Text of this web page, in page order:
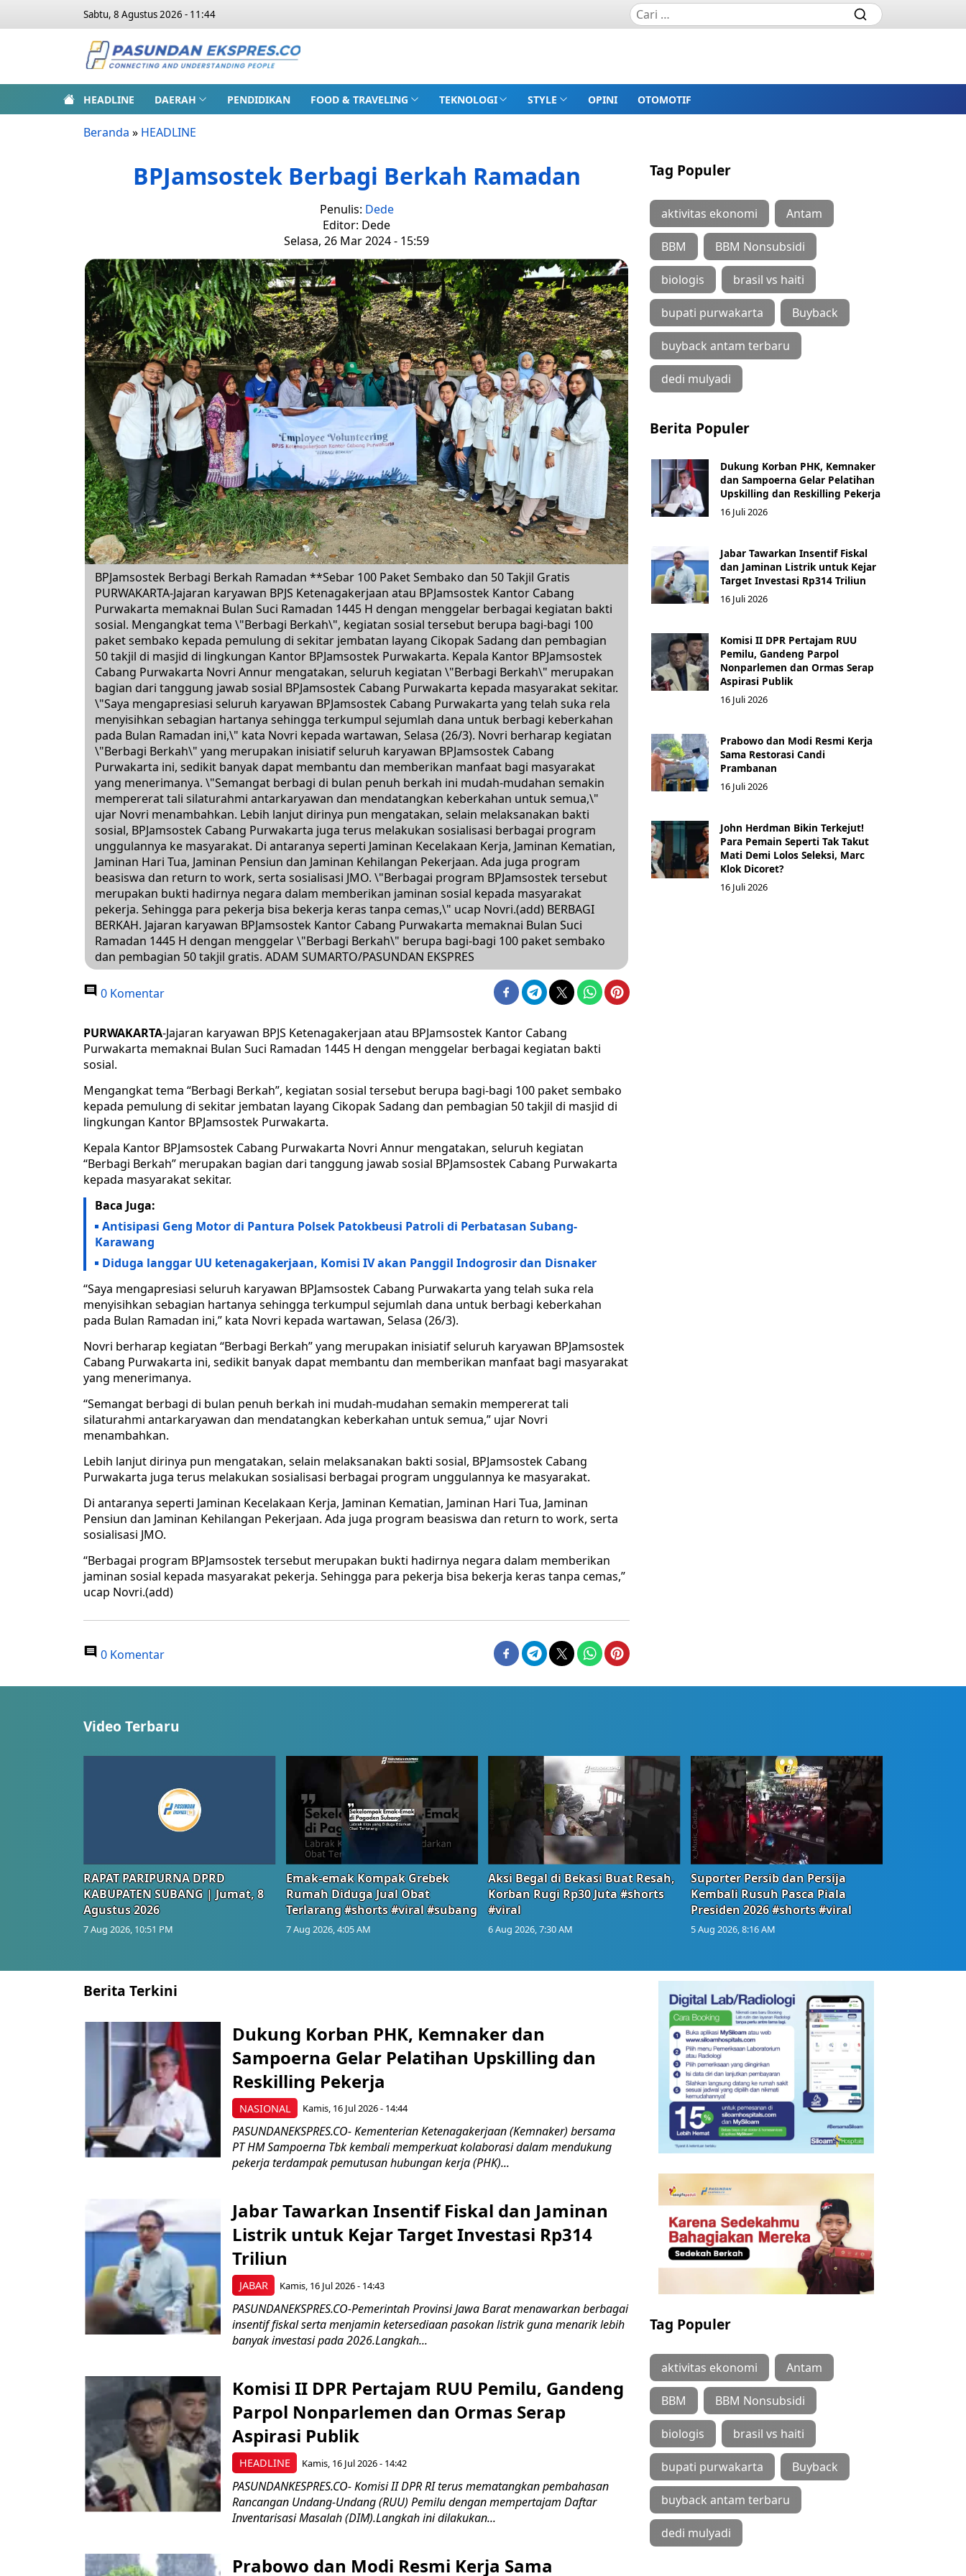
Sabtu, 8 Agustus 2026 - 11:44
HEADLINE DAERAH PENDIDIKAN FOOD & TRAVELING TEKNOLOGI STYLE OPINI OTOMOTIF
Beranda » HEADLINE
BPJamsostek Berbagi Berkah Ramadan
Penulis: Dede
Editor: Dede
Selasa, 26 Mar 2024 - 15:59
BPJamsostek Berbagi Berkah Ramadan **Sebar 100 Paket Sembako dan 50 Takjil Gratis
PURWAKARTA-Jajaran karyawan BPJS Ketenagakerjaan atau BPJamsostek Kantor Cabang
Purwakarta memaknai Bulan Suci Ramadan 1445 H dengan menggelar berbagai kegiatan bakti
sosial. Mengangkat tema \"Berbagi Berkah\", kegiatan sosial tersebut berupa bagi-bagi 100
paket sembako kepada pemulung di sekitar jembatan layang Cikopak Sadang dan pembagian
50 takjil di masjid di lingkungan Kantor BPJamsostek Purwakarta. Kepala Kantor BPJamsostek
Cabang Purwakarta Novri Annur mengatakan, seluruh kegiatan \"Berbagi Berkah\" merupakan
bagian dari tanggung jawab sosial BPJamsostek Cabang Purwakarta kepada masyarakat sekitar.
\"Saya mengapresiasi seluruh karyawan BPJamsostek Cabang Purwakarta yang telah suka rela
menyisihkan sebagian hartanya sehingga terkumpul sejumlah dana untuk berbagi keberkahan
pada Bulan Ramadan ini,\" kata Novri kepada wartawan, Selasa (26/3). Novri berharap kegiatan
\"Berbagi Berkah\" yang merupakan inisiatif seluruh karyawan BPJamsostek Cabang
Purwakarta ini, sedikit banyak dapat membantu dan memberikan manfaat bagi masyarakat
yang menerimanya. \"Semangat berbagi di bulan penuh berkah ini mudah-mudahan semakin
mempererat tali silaturahmi antarkaryawan dan mendatangkan keberkahan untuk semua,\"
ujar Novri menambahkan. Lebih lanjut dirinya pun mengatakan, selain melaksanakan bakti
sosial, BPJamsostek Cabang Purwakarta juga terus melakukan sosialisasi berbagai program
unggulannya ke masyarakat. Di antaranya seperti Jaminan Kecelakaan Kerja, Jaminan Kematian,
Jaminan Hari Tua, Jaminan Pensiun dan Jaminan Kehilangan Pekerjaan. Ada juga program
beasiswa dan return to work, serta sosialisasi JMO. \"Berbagai program BPJamsostek tersebut
merupakan bukti hadirnya negara dalam memberikan jaminan sosial kepada masyarakat
pekerja. Sehingga para pekerja bisa bekerja keras tanpa cemas,\" ucap Novri.(add) BERBAGI
BERKAH. Jajaran karyawan BPJamsostek Kantor Cabang Purwakarta memaknai Bulan Suci
Ramadan 1445 H dengan menggelar \"Berbagi Berkah\" berupa bagi-bagi 100 paket sembako
dan pembagian 50 takjil gratis. ADAM SUMARTO/PASUNDAN EKSPRES
0 Komentar
PURWAKARTA-Jajaran karyawan BPJS Ketenagakerjaan atau BPJamsostek Kantor Cabang
Purwakarta memaknai Bulan Suci Ramadan 1445 H dengan menggelar berbagai kegiatan bakti
sosial.
Mengangkat tema “Berbagi Berkah”, kegiatan sosial tersebut berupa bagi-bagi 100 paket sembako
kepada pemulung di sekitar jembatan layang Cikopak Sadang dan pembagian 50 takjil di masjid di
lingkungan Kantor BPJamsostek Purwakarta.
Kepala Kantor BPJamsostek Cabang Purwakarta Novri Annur mengatakan, seluruh kegiatan
“Berbagi Berkah” merupakan bagian dari tanggung jawab sosial BPJamsostek Cabang Purwakarta
kepada masyarakat sekitar.
Baca Juga:
Antisipasi Geng Motor di Pantura Polsek Patokbeusi Patroli di Perbatasan Subang-
Karawang
Diduga langgar UU ketenagakerjaan, Komisi IV akan Panggil Indogrosir dan Disnaker
“Saya mengapresiasi seluruh karyawan BPJamsostek Cabang Purwakarta yang telah suka rela
menyisihkan sebagian hartanya sehingga terkumpul sejumlah dana untuk berbagi keberkahan
pada Bulan Ramadan ini,” kata Novri kepada wartawan, Selasa (26/3).
Novri berharap kegiatan “Berbagi Berkah” yang merupakan inisiatif seluruh karyawan BPJamsostek
Cabang Purwakarta ini, sedikit banyak dapat membantu dan memberikan manfaat bagi masyarakat
yang menerimanya.
“Semangat berbagi di bulan penuh berkah ini mudah-mudahan semakin mempererat tali
silaturahmi antarkaryawan dan mendatangkan keberkahan untuk semua,” ujar Novri
menambahkan.
Lebih lanjut dirinya pun mengatakan, selain melaksanakan bakti sosial, BPJamsostek Cabang
Purwakarta juga terus melakukan sosialisasi berbagai program unggulannya ke masyarakat.
Di antaranya seperti Jaminan Kecelakaan Kerja, Jaminan Kematian, Jaminan Hari Tua, Jaminan
Pensiun dan Jaminan Kehilangan Pekerjaan. Ada juga program beasiswa dan return to work, serta
sosialisasi JMO.
“Berbagai program BPJamsostek tersebut merupakan bukti hadirnya negara dalam memberikan
jaminan sosial kepada masyarakat pekerja. Sehingga para pekerja bisa bekerja keras tanpa cemas,”
ucap Novri.(add)
0 Komentar
Tag Populer
aktivitas ekonomi Antam
BBM BBM Nonsubsidi
biologis brasil vs haiti
bupati purwakarta Buyback
buyback antam terbaru
dedi mulyadi
Berita Populer
Dukung Korban PHK, Kemnaker
dan Sampoerna Gelar Pelatihan
Upskilling dan Reskilling Pekerja
16 Juli 2026
Jabar Tawarkan Insentif Fiskal
dan Jaminan Listrik untuk Kejar
Target Investasi Rp314 Triliun
16 Juli 2026
Komisi II DPR Pertajam RUU
Pemilu, Gandeng Parpol
Nonparlemen dan Ormas Serap
Aspirasi Publik
16 Juli 2026
Prabowo dan Modi Resmi Kerja
Sama Restorasi Candi
Prambanan
16 Juli 2026
John Herdman Bikin Terkejut!
Para Pemain Seperti Tak Takut
Mati Demi Lolos Seleksi, Marc
Klok Dicoret?
16 Juli 2026
Video Terbaru
RAPAT PARIPURNA DPRD
KABUPATEN SUBANG | Jumat, 8
Agustus 2026
7 Aug 2026, 10:51 PM
Emak-emak Kompak Grebek
Rumah Diduga Jual Obat
Terlarang #shorts #viral #subang
7 Aug 2026, 4:05 AM
Aksi Begal di Bekasi Buat Resah,
Korban Rugi Rp30 Juta #shorts
#viral
6 Aug 2026, 7:30 AM
Suporter Persib dan Persija
Kembali Rusuh Pasca Piala
Presiden 2026 #shorts #viral
5 Aug 2026, 8:16 AM
Berita Terkini
NASIONAL
Dukung Korban PHK, Kemnaker dan
Sampoerna Gelar Pelatihan Upskilling dan
Reskilling Pekerja
Kamis, 16 Jul 2026 - 14:44
PASUNDANEKSPRES.CO- Kementerian Ketenagakerjaan (Kemnaker) bersama
PT HM Sampoerna Tbk kembali memperkuat kolaborasi dalam mendukung
pekerja terdampak pemutusan hubungan kerja (PHK)...
JABAR
Jabar Tawarkan Insentif Fiskal dan Jaminan
Listrik untuk Kejar Target Investasi Rp314
Triliun
Kamis, 16 Jul 2026 - 14:43
PASUNDANEKSPRES.CO-Pemerintah Provinsi Jawa Barat menawarkan berbagai
insentif fiskal serta menjamin ketersediaan pasokan listrik guna menarik lebih
banyak investasi pada 2026.Langkah...
HEADLINE
Komisi II DPR Pertajam RUU Pemilu, Gandeng
Parpol Nonparlemen dan Ormas Serap
Aspirasi Publik
Kamis, 16 Jul 2026 - 14:42
PASUNDANKESPRES.CO- Komisi II DPR RI terus mematangkan pembahasan
Rancangan Undang-Undang (RUU) Pemilu dengan mempertajam Daftar
Inventarisasi Masalah (DIM).Langkah ini dilakukan...
Prabowo dan Modi Resmi Kerja Sama
Tag Populer
aktivitas ekonomi Antam
BBM BBM Nonsubsidi
biologis brasil vs haiti
bupati purwakarta Buyback
buyback antam terbaru
dedi mulyadi